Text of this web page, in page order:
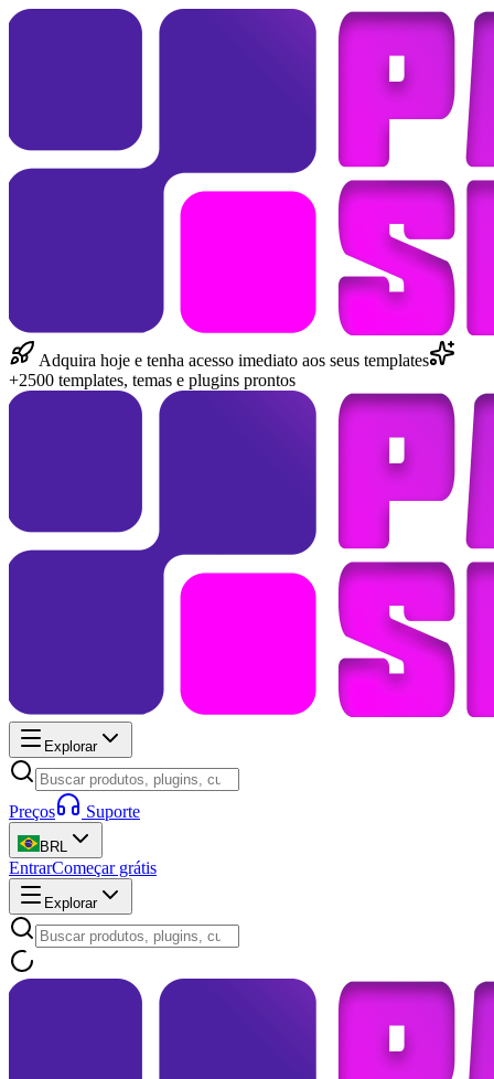
Adquira hoje e tenha acesso imediato aos seus templates
+2500 templates, temas e plugins prontos
Explorar
Preços Suporte
BRL
EntrarComeçar grátis
Explorar